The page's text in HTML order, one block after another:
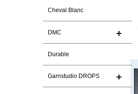
Cheval Blanc
DMC
Durable
Garnstudio DROPS